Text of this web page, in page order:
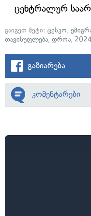
ცენტრალურ
გაიგეთ მეტი: ცესკო,
თავისუფლება, დროა,
გაზიარება
კომენტარები